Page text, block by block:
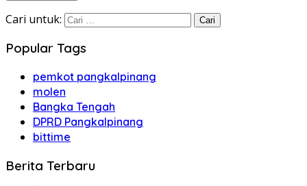
Cari untuk:
Popular Tags
pemkot pangkalpinang
molen
Bangka Tengah
DPRD Pangkalpinang
bittime
Berita Terbaru